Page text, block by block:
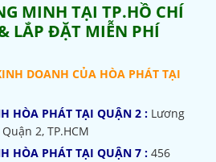
MINH TẠI TP.HỒ CHÍ
LẮP ĐẶT MIỄN PHÍ
DOANH CỦA HÒA PHÁT TẠI
HÒA PHÁT TẠI QUẬN 2 : Lương
2, TP.HCM
HÒA PHÁT TẠI QUẬN 7 : 456